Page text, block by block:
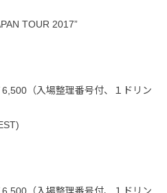
TOUR 2017”
（入場整理番号付、１ドリン